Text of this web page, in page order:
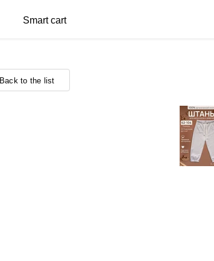
Smart cart
Back to the list